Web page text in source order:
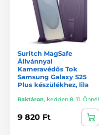
Suritch MagSafe
Állvánnyal
Kameravédős Tok
Samsung Galaxy S25
Plus készülékhez, lila
Raktáron, kedden 8. 11. Önnél
9 820 Ft